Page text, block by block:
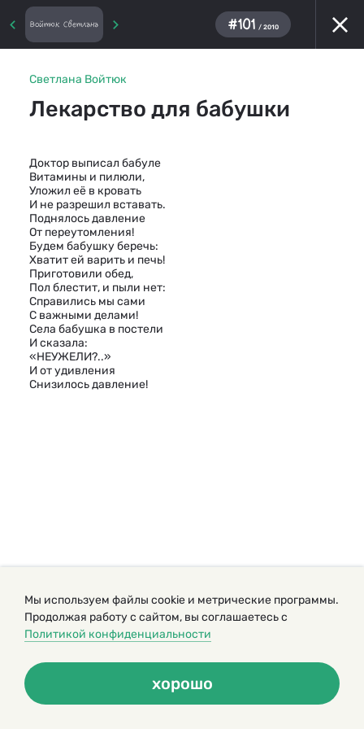
Войтюк Светлана #101 / 2010
Светлана Войтюк
Лекарство для бабушки
Доктор выписал бабуле
Витамины и пилюли,
Уложил её в кровать
И не разрешил вставать.
Поднялось давление
От переутомления!
Будем бабушку беречь:
Хватит ей варить и печь!
Приготовили обед,
Пол блестит, и пыли нет:
Справились мы сами
С важными делами!
Села бабушка в постели
И сказала:
«НЕУЖЕЛИ?..»
И от удивления
Снизилось давление!
Мы используем файлы cookie и метрические программы.
Продолжая работу с сайтом, вы соглашаетесь с
Политикой конфиденциальности
хорошо